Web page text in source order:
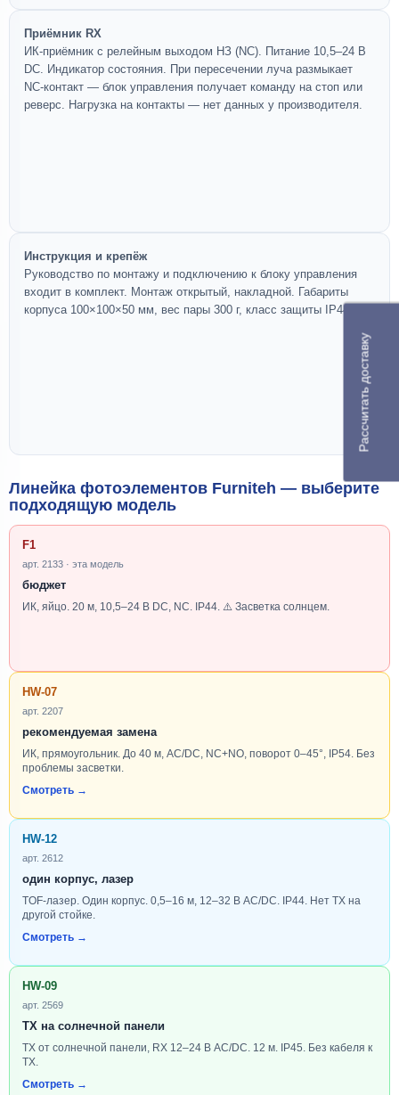
Приёмник RX
ИК-приёмник с релейным выходом НЗ (NC). Питание 10,5–24 В
DC. Индикатор состояния. При пересечении луча размыкает
NC-контакт — блок управления получает команду на стоп или
реверс. Нагрузка на контакты — нет данных у производителя.
Инструкция и крепёж
Руководство по монтажу и подключению к блоку управления
входит в комплект. Монтаж открытый, накладной. Габариты
корпуса 100×100×50 мм, вес пары 300 г, класс защиты IP44.
Линейка фотоэлементов Furniteh — выберите
подходящую модель
F1
арт. 2133 · эта модель
бюджет
ИК, яйцо. 20 м, 10,5–24 В DC, NC. IP44. ⚠️ Засветка солнцем.
HW-07
арт. 2207
рекомендуемая замена
ИК, прямоугольник. До 40 м, AC/DC, NC+NO, поворот 0–45°, IP54. Без
проблемы засветки.
Смотреть →
HW-12
арт. 2612
один корпус, лазер
TOF-лазер. Один корпус. 0,5–16 м, 12–32 В AC/DC. IP44. Нет TX на
другой стойке.
Смотреть →
HW-09
арт. 2569
TX на солнечной панели
TX от солнечной панели, RX 12–24 В AC/DC. 12 м. IP45. Без кабеля к
TX.
Смотреть →
Рассчитать доставку